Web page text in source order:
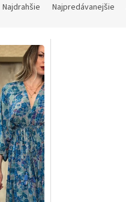
Najdrahšie Najpredávanejšie